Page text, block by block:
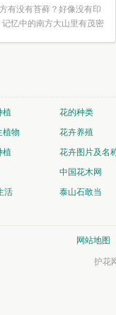
有没有苔藓？好像没有印
记忆中的南方大山里有茂密
植
花的种类
植物
花卉养殖
植
花卉图片及名
中国花木网
活 泰山石敢当
网站地图
护花